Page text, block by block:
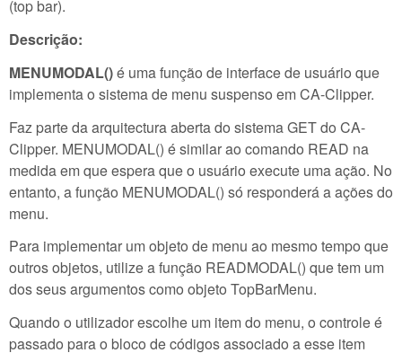
(top bar).
Descrição:
MENUMODAL()é uma função de interface de usuário que
implementa o sistema de menu suspenso em CA-Clipper.
Faz parte da arquitectura aberta do sistema GET do CA-
Clipper. MENUMODAL() é similar ao comando READ na
medida em que espera que o usuário execute uma ação. No
entanto, a função MENUMODAL() só responderá a ações do
menu.
Para implementar um objeto de menu ao mesmo tempo que
outros objetos, utilize a função READMODAL() que tem um
dos seus argumentos como objeto TopBarMenu.
Quando o utilizador escolhe um item do menu, o controle é
passado para o bloco de códigos associado a esse item